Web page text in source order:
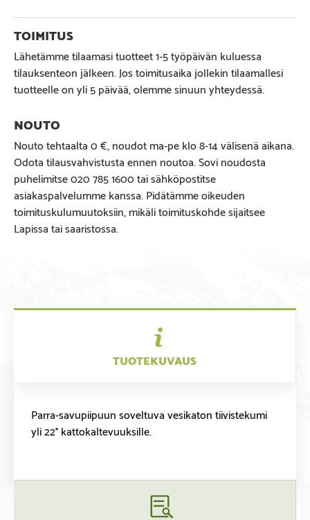
Lähetämme tilaamasi tuotteet 1-5 työpäivän kuluessa
tilauksenteon jälkeen. Jos toimitusaika jollekin tilaamallesi
tuotteelle on yli 5 päivää, olemme sinuun yhteydessä.
Nouto tehtaalta 0 €, noudot ma-pe klo 8-14 välisenä aikana.
Odota tilausvahvistusta ennen noutoa. Sovi noudosta
puhelimitse 020 785 1600 tai sähköpostitse
asiakaspalvelumme kanssa. Pidätämme oikeuden
toimituskulumuutoksiin, mikäli toimituskohde sijaitsee
Lapissa tai saaristossa.
TUOTEKUVAUS
Parra-savupiipuun soveltuva vesikaton tiivistekumi
yli 22° kattokaltevuuksille.